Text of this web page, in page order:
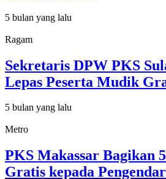
5 bulan yang lalu
Ragam
Sekretaris DPW PKS
Lepas Peserta Mudik
5 bulan yang lalu
Metro
PKS Makassar Bagikan
Gratis kepada